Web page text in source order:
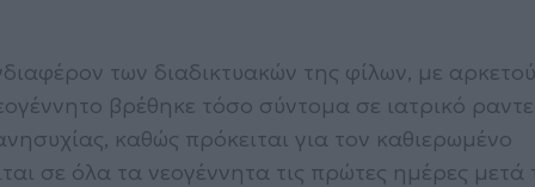
των διαδικτυακών της φίλων, με
βρέθηκε τόσο σύντομα σε ιατρικό
καθώς πρόκειται για τον καθιερωμένο
σε όλα τα νεογέννητα τις πρώτες ημέρες μετά